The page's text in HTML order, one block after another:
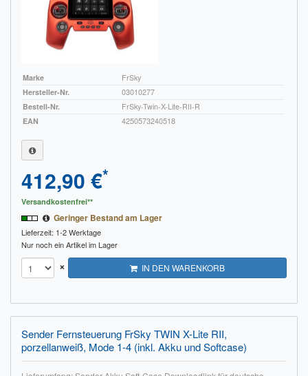
Marke
FrSky
Hersteller-Nr.
03010277
Bestell-Nr.
FrSky-Twin-X-Lite-RII-R
EAN
4250573240518
412,90 €*
Versandkostenfrei**
Geringer Bestand am Lager
Lieferzeit: 1-2 Werktage
Nur noch ein Artikel im Lager
× IN DEN WARENKORB
Sender Fernsteuerung FrSky TWIN X-Lite RII,
porzellanweiß, Mode 1-4 (inkl. Akku und Softcase)